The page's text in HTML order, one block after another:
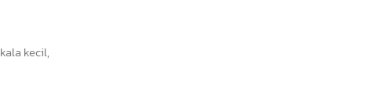
kecil,